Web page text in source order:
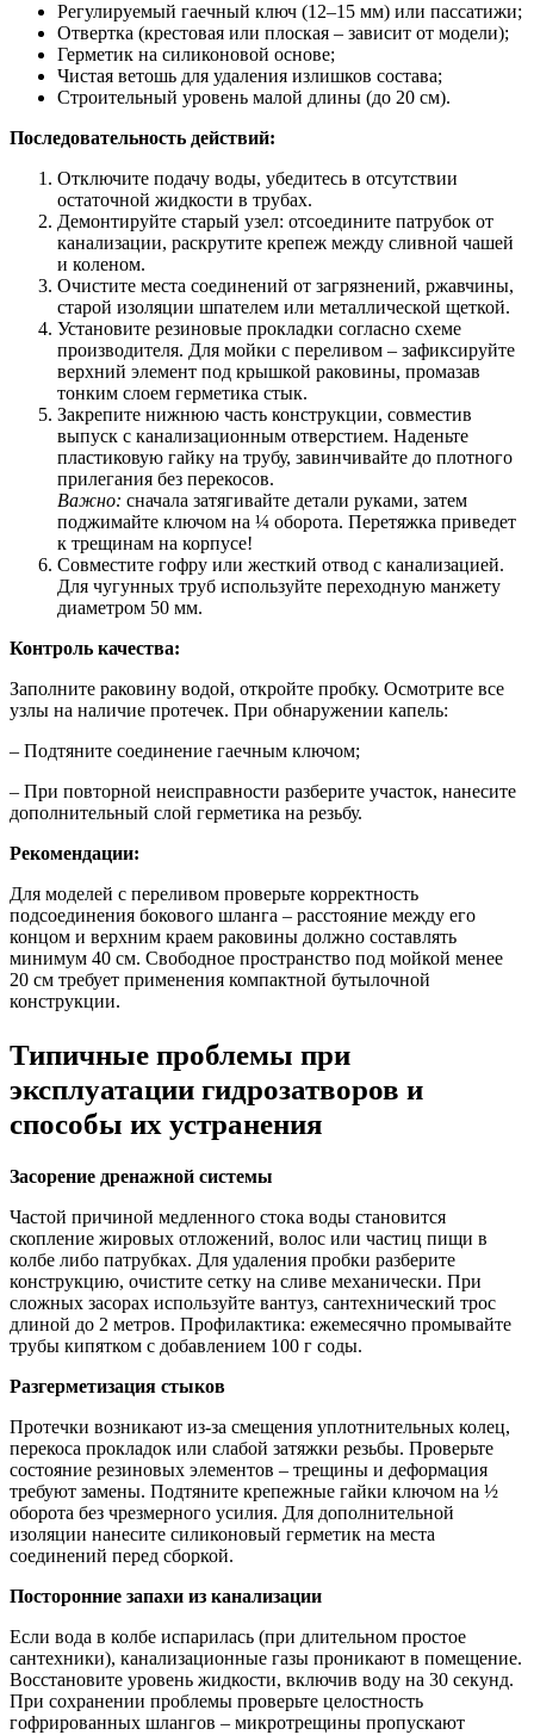
Регулируемый гаечный ключ (12–15 мм) или пассатижи;
Отвертка (крестовая или плоская – зависит от модели);
Герметик на силиконовой основе;
Чистая ветошь для удаления излишков состава;
Строительный уровень малой длины (до 20 см).
Последовательность действий:
Отключите подачу воды, убедитесь в отсутствии
остаточной жидкости в трубах.
Демонтируйте старый узел: отсоедините патрубок от
канализации, раскрутите крепеж между сливной чашей
и коленом.
Очистите места соединений от загрязнений, ржавчины,
старой изоляции шпателем или металлической щеткой.
Установите резиновые прокладки согласно схеме
производителя. Для мойки с переливом – зафиксируйте
верхний элемент под крышкой раковины, промазав
тонким слоем герметика стык.
Закрепите нижнюю часть конструкции, совместив
выпуск с канализационным отверстием. Наденьте
пластиковую гайку на трубу, завинчивайте до плотного
прилегания без перекосов.
Важно: сначала затягивайте детали руками, затем
поджимайте ключом на ¼ оборота. Перетяжка приведет
к трещинам на корпусе!
Совместите гофру или жесткий отвод с канализацией.
Для чугунных труб используйте переходную манжету
диаметром 50 мм.
Контроль качества:
Заполните раковину водой, откройте пробку. Осмотрите все
узлы на наличие протечек. При обнаружении капель:
– Подтяните соединение гаечным ключом;
– При повторной неисправности разберите участок, нанесите
дополнительный слой герметика на резьбу.
Рекомендации:
Для моделей с переливом проверьте корректность
подсоединения бокового шланга – расстояние между его
концом и верхним краем раковины должно составлять
минимум 40 см. Свободное пространство под мойкой менее
20 см требует применения компактной бутылочной
конструкции.
Типичные проблемы при
эксплуатации гидрозатворов и
способы их устранения
Засорение дренажной системы
Частой причиной медленного стока воды становится
скопление жировых отложений, волос или частиц пищи в
колбе либо патрубках. Для удаления пробки разберите
конструкцию, очистите сетку на сливе механически. При
сложных засорах используйте вантуз, сантехнический трос
длиной до 2 метров. Профилактика: ежемесячно промывайте
трубы кипятком с добавлением 100 г соды.
Разгерметизация стыков
Протечки возникают из-за смещения уплотнительных колец,
перекоса прокладок или слабой затяжки резьбы. Проверьте
состояние резиновых элементов – трещины и деформация
требуют замены. Подтяните крепежные гайки ключом на ½
оборота без чрезмерного усилия. Для дополнительной
изоляции нанесите силиконовый герметик на места
соединений перед сборкой.
Посторонние запахи из канализации
Если вода в колбе испарилась (при длительном простое
сантехники), канализационные газы проникают в помещение.
Восстановите уровень жидкости, включив воду на 30 секунд.
При сохранении проблемы проверьте целостность
гофрированных шлангов – микротрещины пропускают